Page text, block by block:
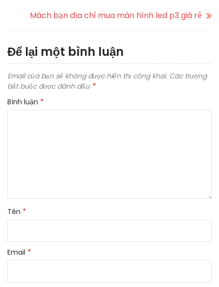
Mách bạn địa chỉ mua màn hình led p3 giá rẻ
Để lại một bình luận
Email của bạn sẽ không được hiển thị công khai. Các trường
bắt buộc được đánh dấu *
Bình luận *
Tên *
Email *